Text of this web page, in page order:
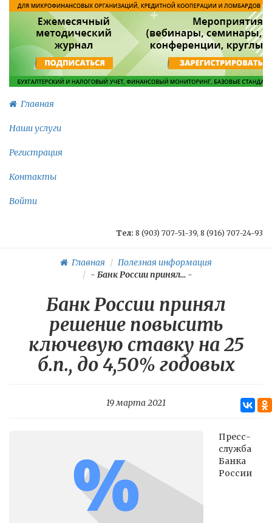
Главная
Наши услуги
Регистрация
Контакты
Войти
Тел: 8 (903) 707-51-39, 8 (916) 707-24-93
Главная
Полезная информация
- Банк России принял... -
Банк России принял
решение повысить
ключевую ставку на 25
б.п., до 4,50% годовых
19 марта 2021
Пресс-
служба
Банка
России